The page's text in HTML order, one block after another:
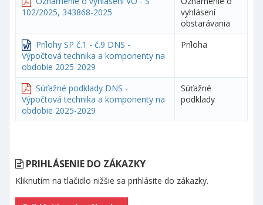
102/2025, 343868-2025
vyhlásení
obstarávania
Prílohy SP č.1 - č.9 DNS -
Výpočtová technika a komponenty na
obdobie 2025-2029
Príloha
Súťažné podklady DNS -
Výpočtová technika a komponenty na
obdobie 2025-2029
Súťažné
podklady
PRIHLÁSENIE DO ZÁKAZKY
Kliknutím na tlačidlo nižšie sa prihlásite do zákazky.